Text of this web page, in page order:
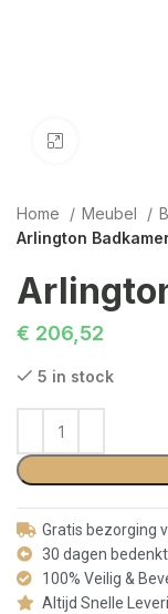
Home Meubel
Arlington
€ 206,52
5 in stock
Gratis bezorging
30 dagen
100% Veilig &
Altijd Snelle